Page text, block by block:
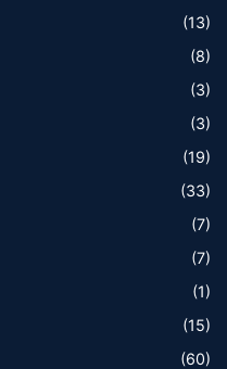
(13)
(8)
(3)
(3)
(19)
(33)
(7)
(7)
(1)
(15)
(60)